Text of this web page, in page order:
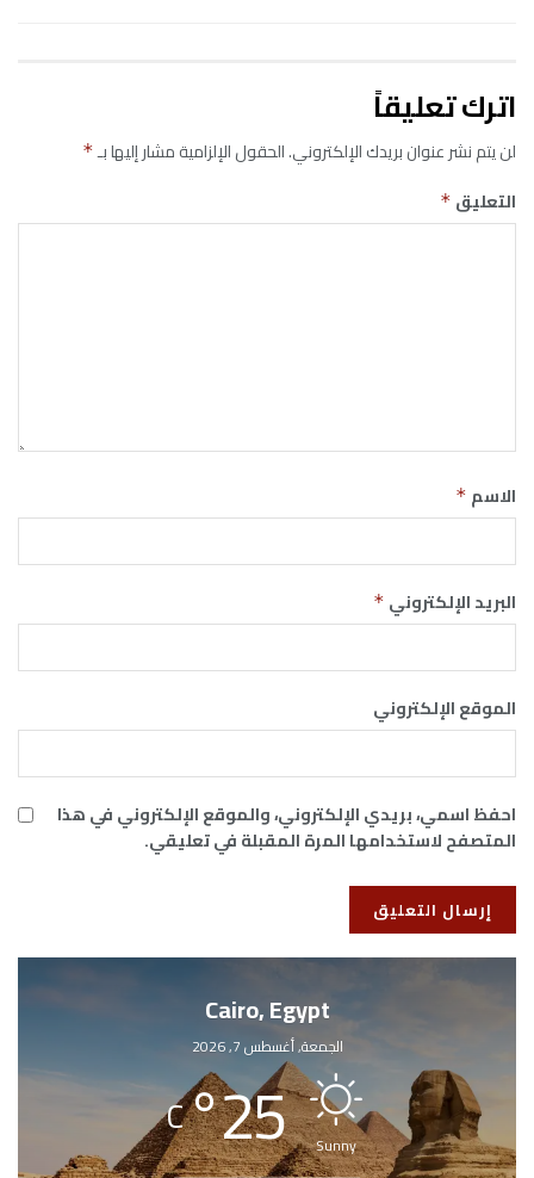
اترك تعليقاً
لن يتم نشر عنوان بريدك الإلكتروني.الحقول الإلزامية مشار إليها بـ*
التعليق *
الاسم *
البريد الإلكتروني *
الموقع الإلكتروني
احفظ اسمي، بريدي الإلكتروني، والموقع الإلكتروني في هذا
المتصفح لاستخدامها المرة المقبلة في تعليقي.
Cairo, Egypt
الجمعة, أغسطس 7, 2026
Sunny
25
°
C